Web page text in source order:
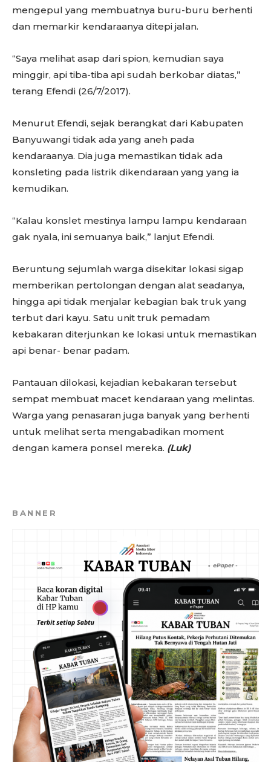
mengepul yang membuatnya buru-buru berhenti
dan memarkir kendaraanya ditepi jalan.
“Saya melihat asap dari spion, kemudian saya
minggir, api tiba-tiba api sudah berkobar diatas,”
terang Efendi (26/7/2017).
Menurut Efendi, sejak berangkat dari Kabupaten
Banyuwangi tidak ada yang aneh pada
kendaraanya. Dia juga memastikan tidak ada
konsleting pada listrik dikendaraan yang yang ia
kemudikan.
“Kalau konslet mestinya lampu lampu kendaraan
gak nyala, ini semuanya baik,” lanjut Efendi.
Beruntung sejumlah warga disekitar lokasi sigap
memberikan pertolongan dengan alat seadanya,
hingga api tidak menjalar kebagian bak truk yang
terbut dari kayu. Satu unit truk pemadam
kebakaran diterjunkan ke lokasi untuk memastikan
api benar- benar padam.
Pantauan dilokasi, kejadian kebakaran tersebut
sempat membuat macet kendaraan yang melintas.
Warga yang penasaran juga banyak yang berhenti
untuk melihat serta mengabadikan moment
dengan kamera ponsel mereka. (Luk)
BANNER